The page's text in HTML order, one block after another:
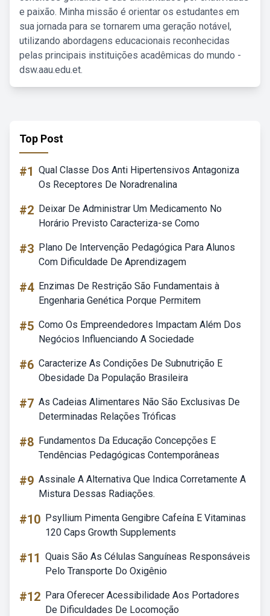
e paixão. Minha missão é orientar os estudantes em
sua jornada para se tornarem uma geração notável,
utilizando abordagens educacionais reconhecidas
pelas principais instituições acadêmicas do mundo -
dsw.aau.edu.et.
Top Post
#1 Qual Classe Dos Anti Hipertensivos Antagoniza
Os Receptores De Noradrenalina
#2 Deixar De Administrar Um Medicamento No
Horário Previsto Caracteriza-se Como
#3 Plano De Intervenção Pedagógica Para Alunos
Com Dificuldade De Aprendizagem
#4 Enzimas De Restrição São Fundamentais à
Engenharia Genética Porque Permitem
#5 Como Os Empreendedores Impactam Além Dos
Negócios Influenciando A Sociedade
#6 Caracterize As Condições De Subnutrição E
Obesidade Da População Brasileira
#7 As Cadeias Alimentares Não São Exclusivas De
Determinadas Relações Tróficas
#8 Fundamentos Da Educação Concepções E
Tendências Pedagógicas Contemporâneas
#9 Assinale A Alternativa Que Indica Corretamente A
Mistura Dessas Radiações.
#10 Psyllium Pimenta Gengibre Cafeína E Vitaminas
120 Caps Growth Supplements
#11 Quais São As Células Sanguíneas Responsáveis
Pelo Transporte Do Oxigênio
#12 Para Oferecer Acessibilidade Aos Portadores
De Dificuldades De Locomoção